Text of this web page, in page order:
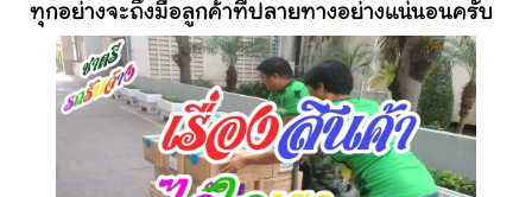
ทุกอย่างจะถึงมือลูกค้าที่ปลายทางอย่างแน่นอนครับ